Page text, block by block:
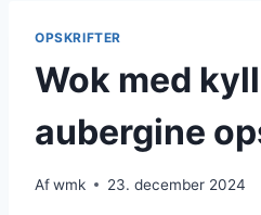
OPSKRIFTER
Wok med
aubergine
Afwmk 23. december 2024